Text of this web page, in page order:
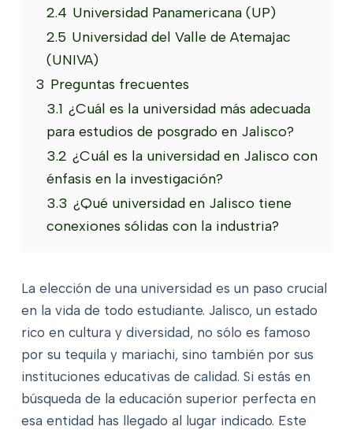
2.4 Universidad Panamericana (UP)
2.5 Universidad del Valle de Atemajac
(UNIVA)
3 Preguntas frecuentes
3.1 ¿Cuál es la universidad más adecuada
para estudios de posgrado en Jalisco?
3.2 ¿Cuál es la universidad en Jalisco con
énfasis en la investigación?
3.3 ¿Qué universidad en Jalisco tiene
conexiones sólidas con la industria?
La elección de una universidad es un paso crucial
en la vida de todo estudiante. Jalisco, un estado
rico en cultura y diversidad, no sólo es famoso
por su tequila y mariachi, sino también por sus
instituciones educativas de calidad. Si estás en
búsqueda de la educación superior perfecta en
esa entidad has llegado al lugar indicado. Este